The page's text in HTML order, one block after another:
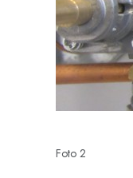
Foto 2